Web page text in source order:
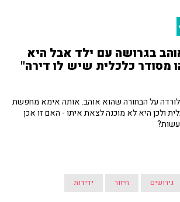
בגרושה עם ילד אבל היא
כלכלית שיש לו דירה"
ה-30 מספר לורדה על הבחורה שהוא אוהב. אותה אימא מחפשת
ולכן היא לא מוכנה לצאת איתו - האם זו אכן
גירושים חיזור ידידות